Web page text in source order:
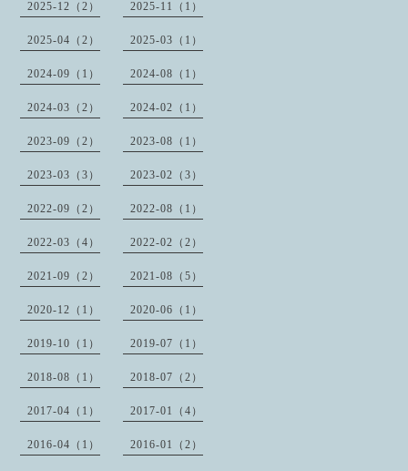
2025-12（2） 2025-11（1）
2025-04（2） 2025-03（1）
2024-09（1） 2024-08（1）
2024-03（2） 2024-02（1）
2023-09（2） 2023-08（1）
2023-03（3） 2023-02（3）
2022-09（2） 2022-08（1）
2022-03（4） 2022-02（2）
2021-09（2） 2021-08（5）
2020-12（1） 2020-06（1）
2019-10（1） 2019-07（1）
2018-08（1） 2018-07（2）
2017-04（1） 2017-01（4）
2016-04（1） 2016-01（2）